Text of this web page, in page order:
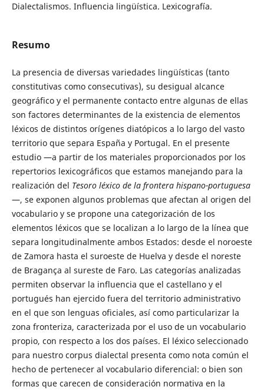
Dialectalismos. Influencia lingüística. Lexicografía.
Resumo
La presencia de diversas variedades lingüísticas (tanto
constitutivas como consecutivas), su desigual alcance
geográfico y el permanente contacto entre algunas de ellas
son factores determinantes de la existencia de elementos
léxicos de distintos orígenes diatópicos a lo largo del vasto
territorio que separa España y Portugal. En el presente
estudio —a partir de los materiales proporcionados por los
repertorios lexicográficos que estamos manejando para la
realización del Tesoro léxico de la frontera hispano-portuguesa
—, se exponen algunos problemas que afectan al origen del
vocabulario y se propone una categorización de los
elementos léxicos que se localizan a lo largo de la línea que
separa longitudinalmente ambos Estados: desde el noroeste
de Zamora hasta el suroeste de Huelva y desde el noreste
de Bragança al sureste de Faro. Las categorías analizadas
permiten observar la influencia que el castellano y el
portugués han ejercido fuera del territorio administrativo
en el que son lenguas oficiales, así como particularizar la
zona fronteriza, caracterizada por el uso de un vocabulario
propio, con respecto a los dos países. El léxico seleccionado
para nuestro corpus dialectal presenta como nota común el
hecho de pertenecer al vocabulario diferencial: o bien son
formas que carecen de consideración normativa en la